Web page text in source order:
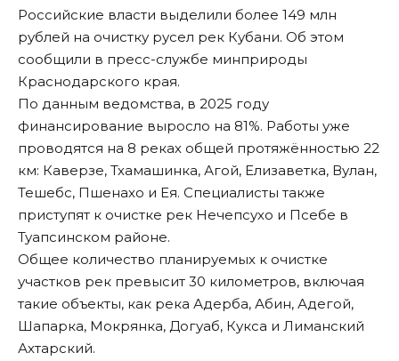
Российские власти выделили более 149 млн
рублей на очистку русел рек Кубани. Об этом
сообщили в пресс-службе минприроды
Краснодарского края.
По данным ведомства, в 2025 году
финансирование выросло на 81%. Работы уже
проводятся на 8 реках общей протяжённостью 22
км: Каверзе, Тхамашинка, Агой, Елизаветка, Вулан,
Тешебс, Пшенахо и Ея. Специалисты также
приступят к очистке рек Нечепсухо и Псебе в
Туапсинском районе.
Общее количество планируемых к очистке
участков рек превысит 30 километров, включая
такие объекты, как река Адерба, Абин, Адегой,
Шапарка, Мокрянка, Догуаб, Кукса и Лиманский
Ахтарский.